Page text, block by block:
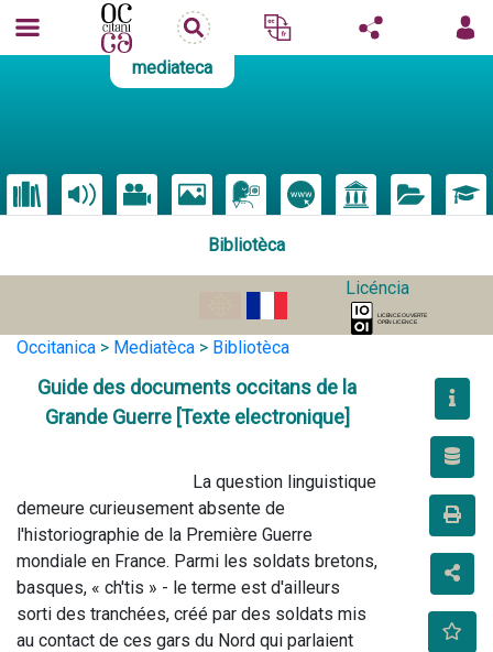
mediateca
Bibliotèca
Licéncia
Occitanica > Mediatèca > Bibliotèca
Guide des documents occitans de la
Grande Guerre [Texte electronique]
demeure curieusement absente de
l'historiographie de la Première Guerre
mondiale en France. Parmi les soldats bretons,
basques, « ch'tis » - le terme est d'ailleurs
sorti des tranchées, créé par des soldats mis
au contact de ces gars du Nord qui parlaient